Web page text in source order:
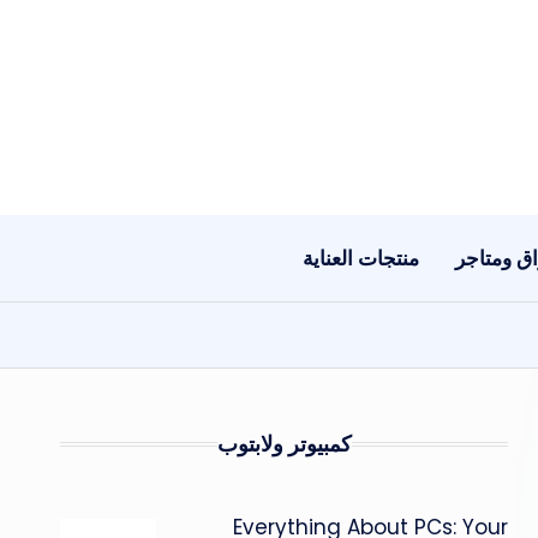
ومتاجر منتجات العناية
كمبيوتر ولابتوب
Everything About PCs: Your